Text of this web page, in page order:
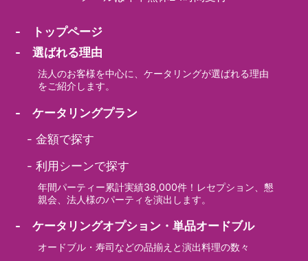
- トップページ
- 選ばれる理由
法人のお客様を中心に、ケータリングが選ばれる理由
をご紹介します。
- ケータリングプラン
-金額で探す
-利用シーンで探す
年間パーティー累計実績38,000件！レセプション、懇
親会、法人様のパーティを演出します。
- ケータリングオプション・単品オードブル
オードブル・寿司などの品揃えと演出料理の数々